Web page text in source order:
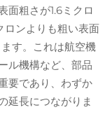
面粗さが1.6ミクロ
ロンよりも粗い表面
す。これは航空機
ル機構など、部品
要であり、わずか
延長につながりま